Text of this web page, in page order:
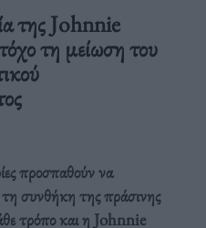
της Johnnie
τη μείωση του
προσπαθούν να
συνθήκη της πράσινης
τρόπο και η Johnnie